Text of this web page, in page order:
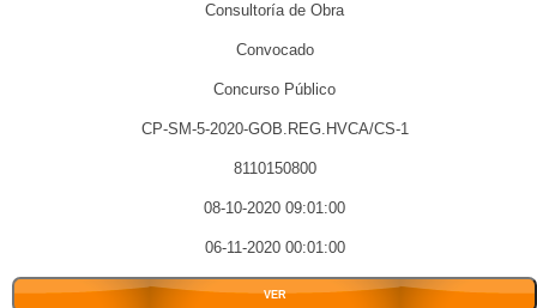
Consultoría de Obra
Convocado
Concurso Público
CP-SM-5-2020-GOB.REG.HVCA/CS-1
8110150800
08-10-2020 09:01:00
06-11-2020 00:01:00
VER